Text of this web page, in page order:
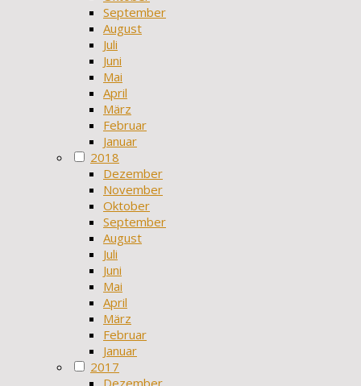
September
August
Juli
Juni
Mai
April
März
Februar
Januar
2018
Dezember
November
Oktober
September
August
Juli
Juni
Mai
April
März
Februar
Januar
2017